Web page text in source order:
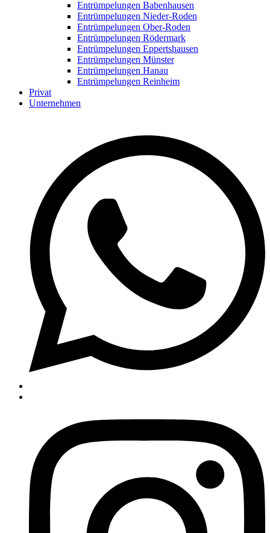
Entrümpelungen Babenhausen
Entrümpelungen Nieder-Roden
Entrümpelungen Ober-Roden
Entrümpelungen Rödermark
Entrümpelungen Eppertshausen
Entrümpelungen Münster
Entrümpelungen Hanau
Entrümpelungen Reinheim
Privat
Unternehmen